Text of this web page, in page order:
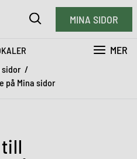
MER
MINA SIDOR
sidor
på Mina sidor